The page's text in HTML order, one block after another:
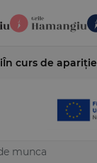
În curs de apariție
munca